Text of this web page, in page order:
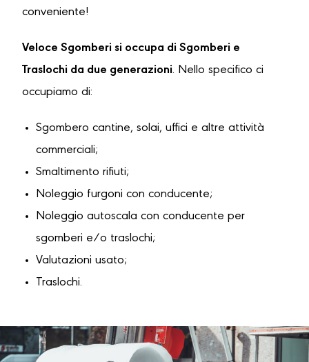
conveniente!
Veloce Sgomberi si occupa di Sgomberi e
Traslochi da due generazioni. Nello specifico ci
occupiamo di:
Sgombero cantine, solai, uffici e altre attività
commerciali;
Smaltimento rifiuti;
Noleggio furgoni con conducente;
Noleggio autoscala con conducente per
sgomberi e/o traslochi;
Valutazioni usato;
Traslochi.